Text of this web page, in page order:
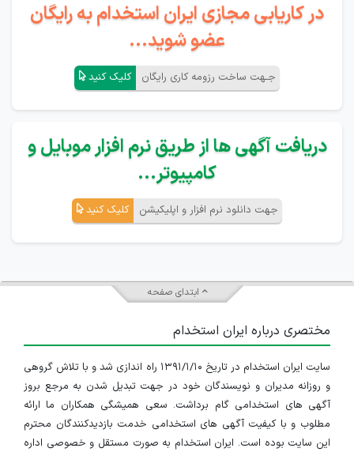
در کاریابی مجازی ایران استخدام به رایگان
عضو شوید...
جـهت ساخت رزومه کاری رایگان کلیک کنید
دریافت آگهی ها از طریق نرم افزار موبایل و
کامپیوتر...
جهت دانلود نرم افزار و اپلیکیشن کلیک کنید
ابتدای صفحه
مختصری درباره ایران استخدام
سایت ایران استخدام در تاریخ ۱۳۹۱/۱/۱۰ راه اندازی شد و با تلاش گروهی
و روزانه مدیران و نویسندگان خود در جهت تبدیل شدن به مرجع بروز
آگهی های استخدامی گام برداشت. سعی همیشگی همکاران ما ارائه
مطلوب و با کیفیت آگهی های استخدامی خدمت بازدیدکنندگان محترم
این سایت بوده است. ایران استخدام به صورت مستقل و خصوصی اداره